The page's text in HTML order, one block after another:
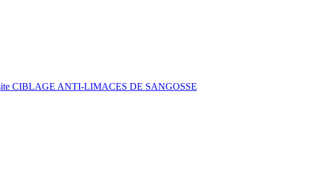
CIBLAGE ANTI-LIMACES DE SANGOSSE